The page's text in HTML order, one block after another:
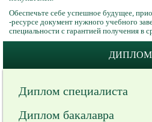
Обеспечьте себе успешное будущее,
-ресурсе документ нужного учебного
специальности с гарантией получения в
Диплом специалиста
Диплом бакалавра